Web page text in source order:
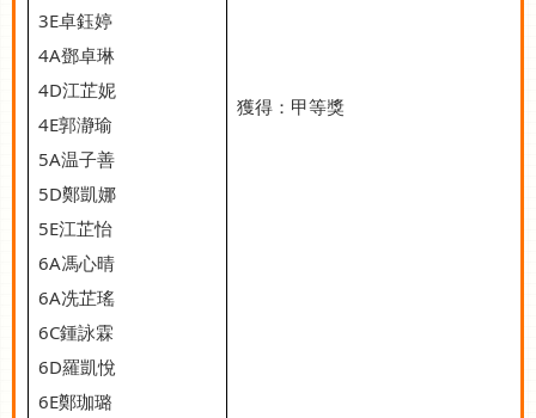
3E卓鈺婷
4A鄧卓琳
4D江芷妮
4E郭瀞瑜
5A温子善
5D鄭凱娜
5E江芷怡
6A馮心晴
6A冼芷瑤
6C鍾詠霖
6D羅凱悅
6E鄭珈璐
獲得：甲等獎